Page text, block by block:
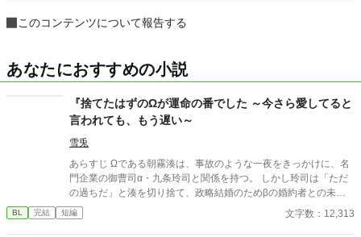
このコンテンツについて報告する
あなたにおすすめの小説
『捨てたはずのΩが運命の番でした ～今さら愛してると
言われても、もう遅い～
雪兎
あらすじ Ωである朝霧湊は、事故のような一夜をきっかけに、名
門企業の御曹司α・九条玲司と関係を持つ。 しかし玲司は「ただ
の過ちだ」と湊を切り捨て、政略結婚のためβの婚約者との未来
を選んだ。 深く傷ついた湊は、彼の前から姿を消す。 数か月後―
―。 湊の身体は、これまで誰も知らなかった希少な『遅咲きΩ』
BL 完結 短編 文字数：12,313